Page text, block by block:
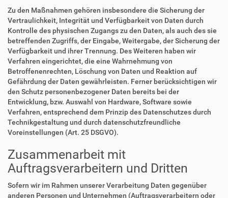
Zu den Maßnahmen gehören insbesondere die Sicherung der
Vertraulichkeit, Integrität und Verfügbarkeit von Daten durch
Kontrolle des physischen Zugangs zu den Daten, als auch des sie
betreffenden Zugriffs, der Eingabe, Weitergabe, der Sicherung der
Verfügbarkeit und ihrer Trennung. Des Weiteren haben wir
Verfahren eingerichtet, die eine Wahrnehmung von
Betroffenenrechten, Löschung von Daten und Reaktion auf
Gefährdung der Daten gewährleisten. Ferner berücksichtigen wir
den Schutz personenbezogener Daten bereits bei der
Entwicklung, bzw. Auswahl von Hardware, Software sowie
Verfahren, entsprechend dem Prinzip des Datenschutzes durch
Technikgestaltung und durch datenschutzfreundliche
Voreinstellungen (Art. 25 DSGVO).
Zusammenarbeit mit
Auftragsverarbeitern und Dritten
Sofern wir im Rahmen unserer Verarbeitung Daten gegenüber
anderen Personen und Unternehmen (Auftragsverarbeitern oder